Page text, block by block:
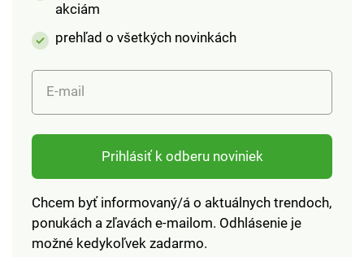
Prevádzka na batériu
1,5 cm.
akciám
prehľad o všetkých novinkách
E-mail
Prihlásiť k odberu noviniek
Chcem byť informovaný/á o aktuálnych trendoch,
ponukách a zľavách e-mailom. Odhlásenie je
možné kedykoľvek zadarmo.